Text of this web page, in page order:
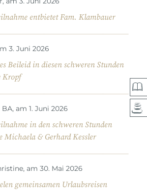
entbietet Fam. Klambauer
3. Juni 2026
Beileid in diesen schweren Stunden
Kropf
am 1. Juni 2026
in den schweren Stunden
Michaela & Gerhard Kessler
am 30. Mai 2026
gemeinsamen Urlaubsreisen